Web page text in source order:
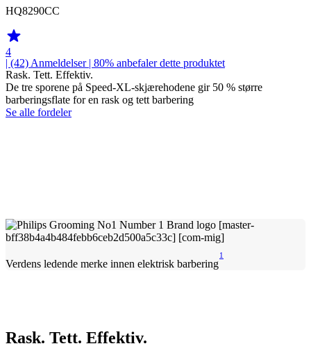
HQ8290CC
4
| (42) Anmeldelser| 80% anbefaler dette produktet
Rask. Tett. Effektiv.
De tre sporene på Speed-XL-skjærehodene gir 50 % større
barberingsflate for en rask og tett barbering
Se alle fordeler
Verdens ledende merke innen elektrisk barbering
1
Rask. Tett. Effektiv.